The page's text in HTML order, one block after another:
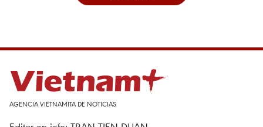
AGENCIA VIETNAMITA DE NOTICIAS